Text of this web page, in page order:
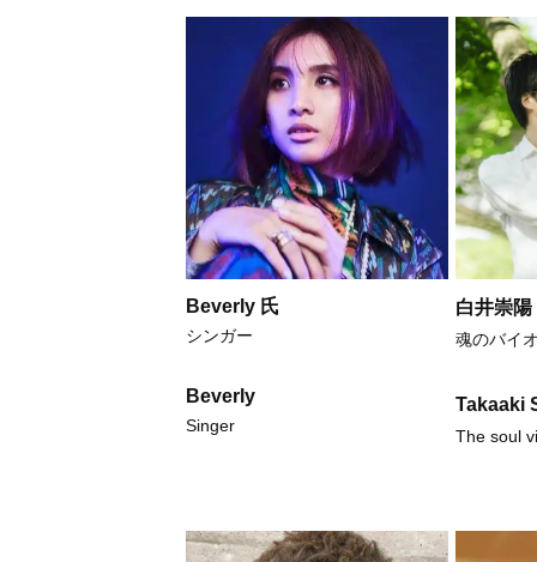
Beverly 氏
シンガー
Beverly
Singer
白井崇陽
魂のバイ
Takaaki
The soul